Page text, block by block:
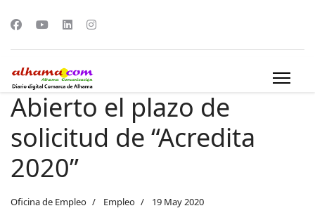
Abierto el plazo de
solicitud de “Acredita
2020”
Oficina de Empleo Empleo 19 May 2020